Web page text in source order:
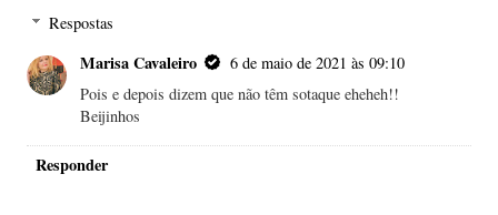
Respostas
Marisa Cavaleiro
6 de maio de 2021 às 09:10
Pois e depois dizem que não têm sotaque eheheh!!
Beijinhos
Responder